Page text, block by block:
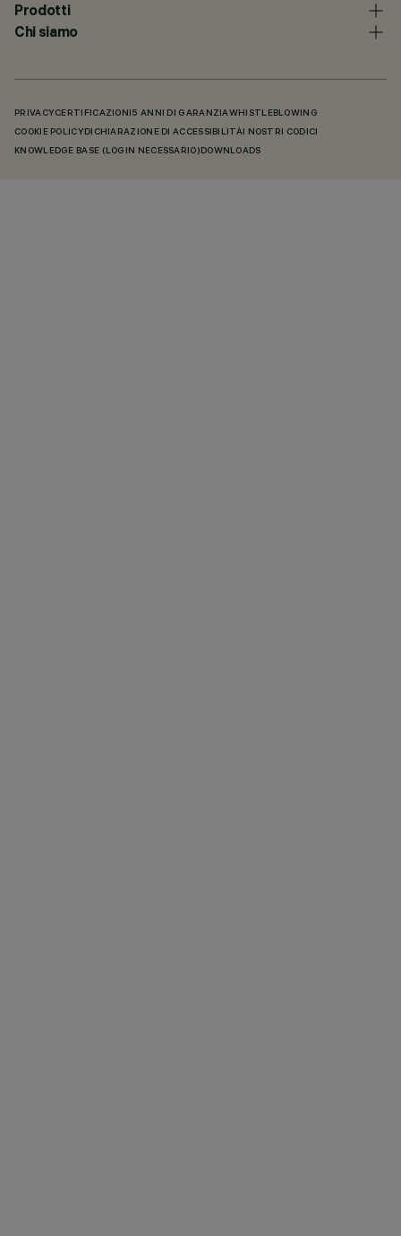
Prodotti
Chi siamo
PRIVACY CERTIFICAZIONI 5 ANNI DI GARANZIAWHISTLEBLOWING
COOKIE POLICY DICHIARAZIONE DI ACCESSIBILITÀI NOSTRI CODICI
KNOWLEDGE BASE (LOGIN NECESSARIO) DOWNLOADS